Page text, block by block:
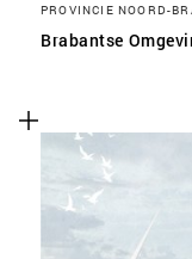
PROVINCIE NOORD-
Brabantse